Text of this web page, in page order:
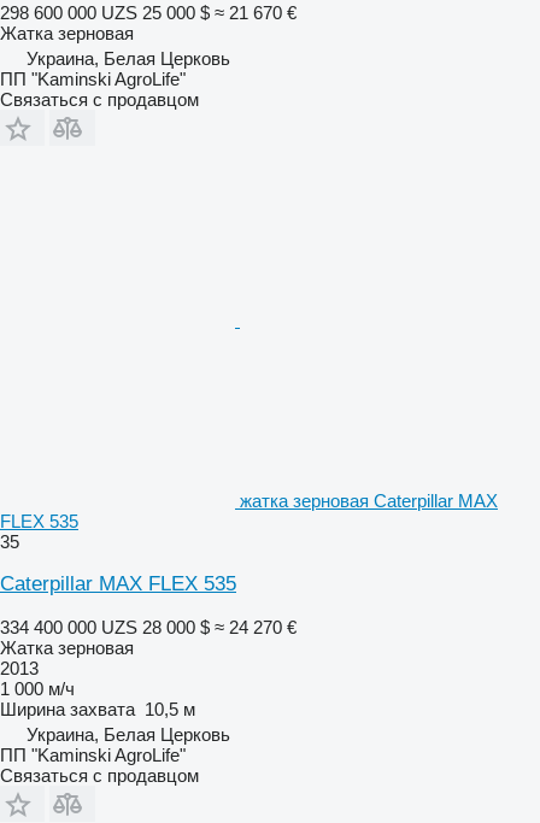
298 600 000 UZS 25 000 $ ≈ 21 670 €
Жатка зерновая
Украина, Белая Церковь
ПП "Kaminski AgroLife"
Связаться с продавцом
жатка зерновая Caterpillar MAX
FLEX 535
35
Caterpillar MAX FLEX 535
334 400 000 UZS 28 000 $ ≈ 24 270 €
Жатка зерновая
2013
1 000 м/ч
Ширина захвата 10,5 м
Украина, Белая Церковь
ПП "Kaminski AgroLife"
Связаться с продавцом